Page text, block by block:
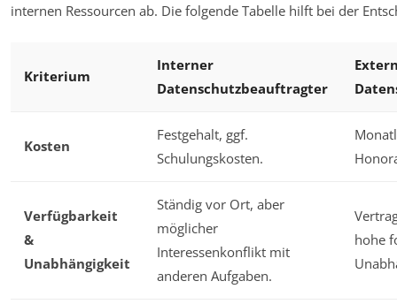
internen Ressourcen ab. Die folgende Tabelle hilft bei der
Kriterium
Interner
Datenschutzbeauftragter
Kosten
Festgehalt, ggf.
Schulungskosten.
Verfügbarkeit
&
Unabhängigkeit
Ständig vor Ort, aber
möglicher
Interessenkonflikt mit
anderen Aufgaben.
hohe